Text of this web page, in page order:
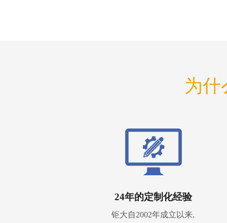
为什
24年的定制化经验
钜大自2002年成立以来,